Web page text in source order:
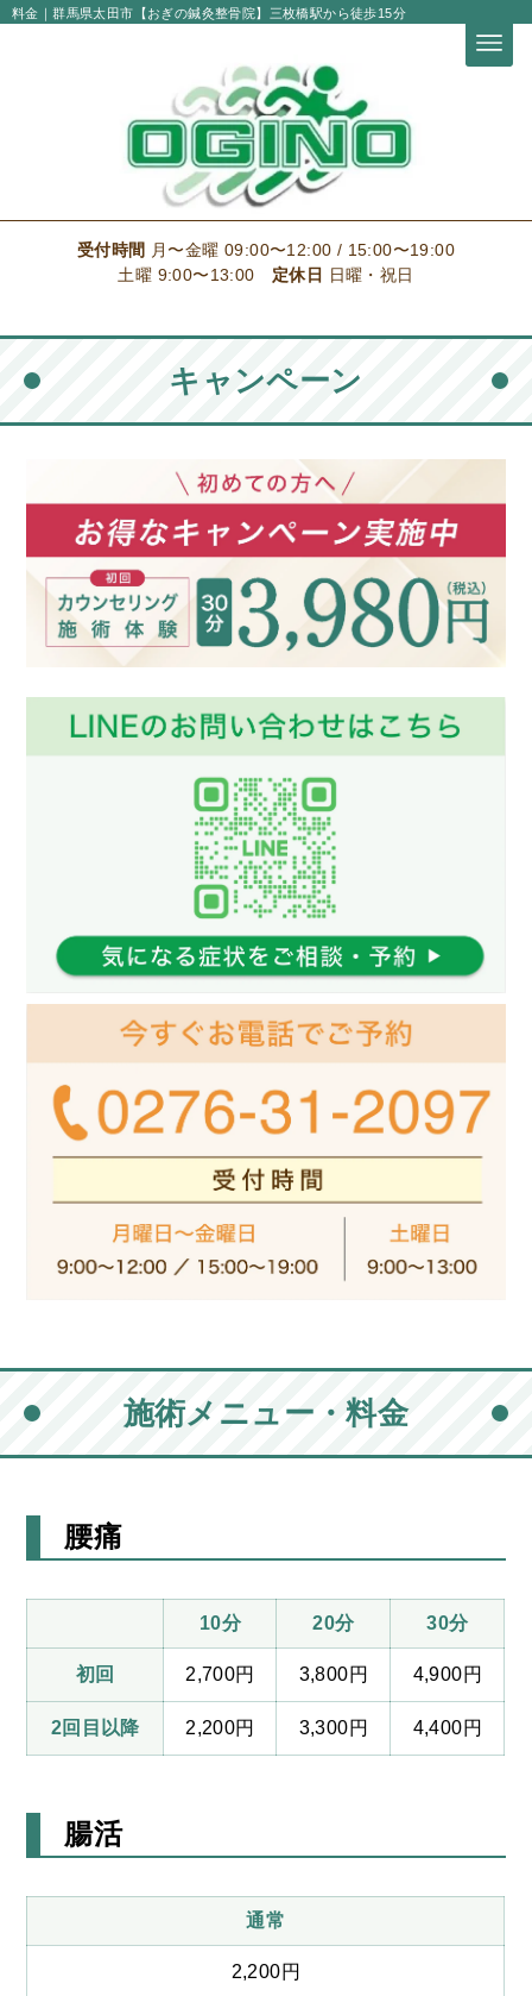
料金｜群馬県太田市【おぎの鍼灸整骨院】三枚橋駅から徒歩15分
受付時間 月〜金曜 09:00〜12:00 / 15:00〜19:00
土曜 9:00〜13:00 定休日 日曜・祝日
キャンペーン
施術メニュー・料金
腰痛
10分 20分 30分
初回 2,700円 3,800円 4,900円
2回目以降 2,200円 3,300円 4,400円
腸活
通常
2,200円